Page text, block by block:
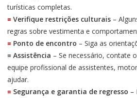
turísticas completas.
≡ Verifique restrições culturais –
regras sobre vestimenta e
≡ Ponto de encontro – Siga as
≡ Assistência – Se necessário, contate
equipe profissional de assistentes,
ajudar.
≡ Segurança e garantia de regresso –